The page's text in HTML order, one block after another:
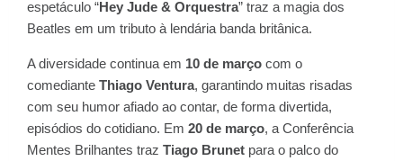
espetáculo “Hey Jude & Orquestra” traz a magia dos
Beatles em um tributo à lendária banda britânica.
A diversidade continua em 10 de março com o
comediante Thiago Ventura, garantindo muitas risadas
com seu humor afiado ao contar, de forma divertida,
episódios do cotidiano. Em 20 de março, a Conferência
Mentes Brilhantes traz Tiago Brunet para o palco do